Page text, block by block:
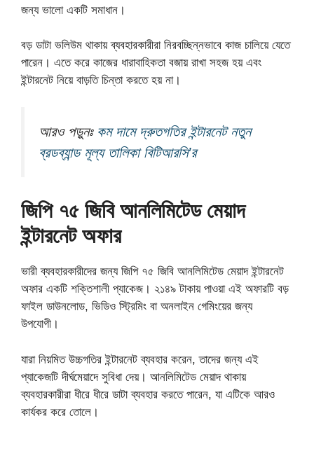
জন্য ভালো একটি সমাধান।
বড় ডাটা ভলিউম থাকায় ব্যবহারকারীরা নিরবচ্ছিন্নভাবে কাজ চালিয়ে যেতে
পারেন। এতে করে কাজের ধারাবাহিকতা বজায় রাখা সহজ হয় এবং
ইন্টারনেট নিয়ে বাড়তি চিন্তা করতে হয় না।
আরও পড়ুনঃ কম দামে দ্রুতগতির ইন্টারনেট নতুন
ব্রডব্যান্ড মূল্য তালিকা বিটিআরসি’র
জিপি ৭৫ জিবি আনলিমিটেড মেয়াদ
ইন্টারনেট অফার
ভারী ব্যবহারকারীদের জন্য জিপি ৭৫ জিবি আনলিমিটেড মেয়াদ ইন্টারনেট
অফার একটি শক্তিশালী প্যাকেজ। ২১৪৯ টাকায় পাওয়া এই অফারটি বড়
ফাইল ডাউনলোড, ভিডিও স্ট্রিমিং বা অনলাইন গেমিংয়ের জন্য
উপযোগী।
যারা নিয়মিত উচ্চগতির ইন্টারনেট ব্যবহার করেন, তাদের জন্য এই
প্যাকেজটি দীর্ঘমেয়াদে সুবিধা দেয়। আনলিমিটেড মেয়াদ থাকায়
ব্যবহারকারীরা ধীরে ধীরে ডাটা ব্যবহার করতে পারেন, যা এটিকে আরও
কার্যকর করে তোলে।